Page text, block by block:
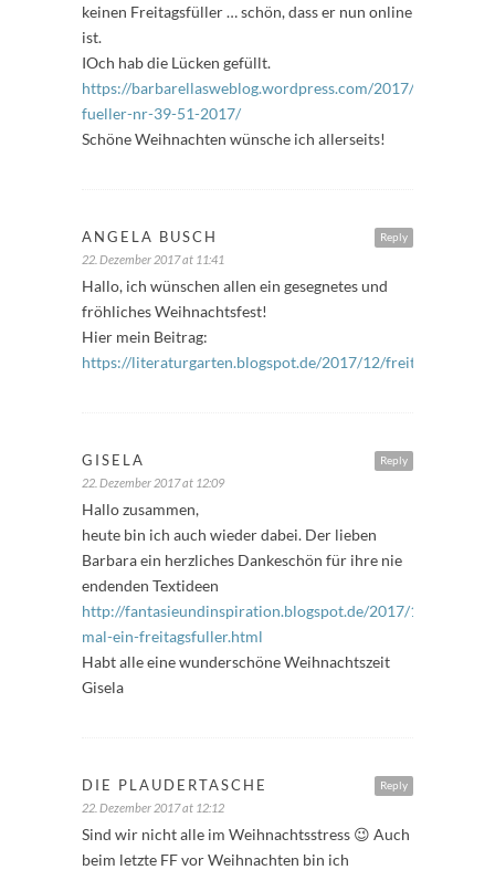
keinen Freitagsfüller … schön, dass er nun online
ist.
IOch hab die Lücken gefüllt.
https://barbarellasweblog.wordpress.com/2017/12/22/
fueller-nr-39-51-2017/
Schöne Weihnachten wünsche ich allerseits!
Reply
ANGELA BUSCH
22. Dezember 2017 at 11:41
Hallo, ich wünschen allen ein gesegnetes und
fröhliches Weihnachtsfest!
Hier mein Beitrag:
https://literaturgarten.blogspot.de/2017/12/
Reply
GISELA
22. Dezember 2017 at 12:09
Hallo zusammen,
heute bin ich auch wieder dabei. Der lieben
Barbara ein herzliches Dankeschön für ihre nie
endenden Textideen
http://fantasieundinspiration.blogspot.de/2017/12/wieder-
mal-ein-freitagsfuller.html
Habt alle eine wunderschöne Weihnachtszeit
Gisela
Reply
DIE PLAUDERTASCHE
22. Dezember 2017 at 12:12
Sind wir nicht alle im Weihnachtsstress 😉 Auch
beim letzte FF vor Weihnachten bin ich